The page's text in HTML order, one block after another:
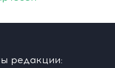
редакции: